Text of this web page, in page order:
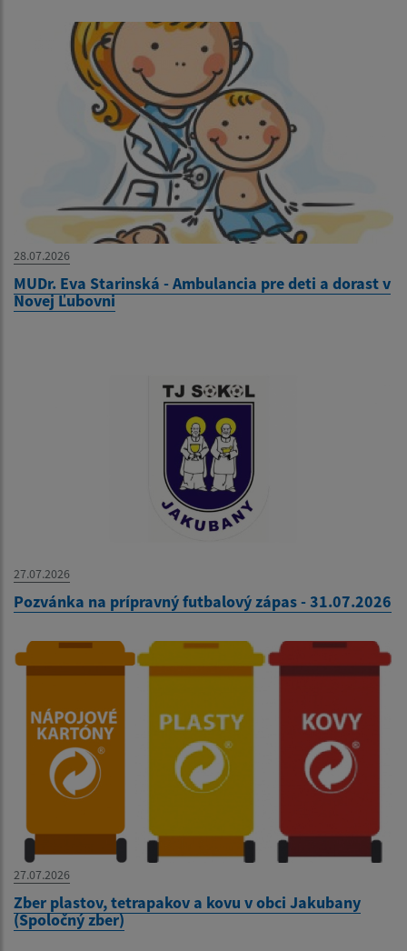
28.07.2026
MUDr. Eva Starinská - Ambulancia pre deti a dorast v
Novej Ľubovni
27.07.2026
Pozvánka na prípravný futbalový zápas - 31.07.2026
27.07.2026
Zber plastov, tetrapakov a kovu v obci Jakubany
(Spoločný zber)